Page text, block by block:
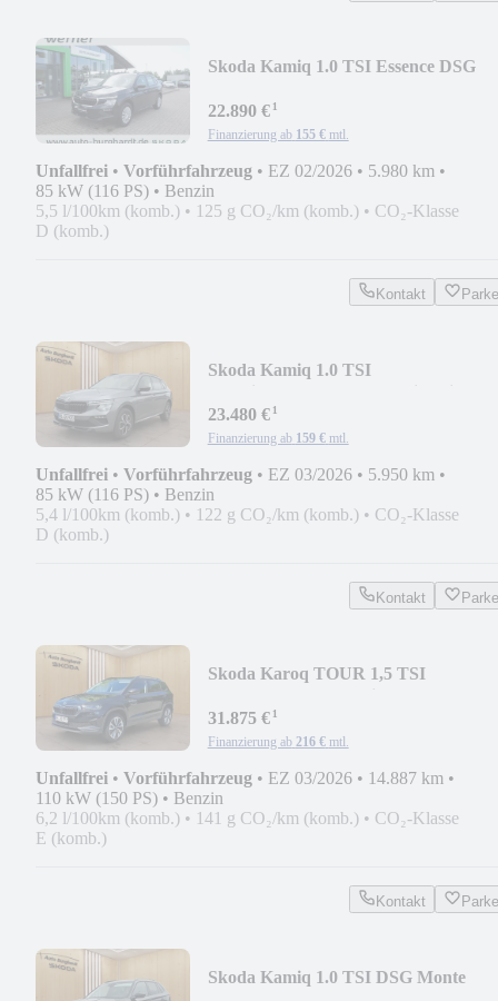
Skoda Kamiq 1.0 TSI Essence DSG
22.890 €¹
Finanzierung ab 155 € mtl.
Unfallfrei • Vorführfahrzeug • EZ 02/2026 • 5.980 km •
85 kW (116 PS) • Benzin
5,5 l/100km (komb.) • 125 g CO₂/km (komb.) • CO₂-Klasse
D (komb.)
Kontakt
Skoda Kamiq 1.0 TSI
23.480 €¹
Finanzierung ab 159 € mtl.
Unfallfrei • Vorführfahrzeug • EZ 03/2026 • 5.950 km •
85 kW (116 PS) • Benzin
5,4 l/100km (komb.) • 122 g CO₂/km (komb.) • CO₂-Klasse
D (komb.)
Kontakt
Skoda Karoq TOUR 1,5 TSI
31.875 €¹
Finanzierung ab 216 € mtl.
Unfallfrei • Vorführfahrzeug • EZ 03/2026 • 14.887 km •
110 kW (150 PS) • Benzin
6,2 l/100km (komb.) • 141 g CO₂/km (komb.) • CO₂-Klasse
E (komb.)
Kontakt
Skoda Kamiq 1.0 TSI DSG Monte